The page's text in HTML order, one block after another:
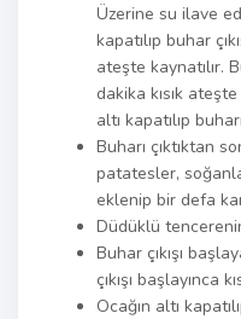
Üzerine su ilave
kapatılıp buhar
ateşte kaynatılır.
dakika kısık
altı kapatılıp
Buharı çıktıktan
patatesler,
eklenip bir defa
Düdüklü
Buhar çıkışı
çıkışı başlayınca
Ocağın altı